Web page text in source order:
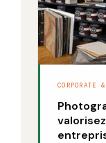
CORPORATE